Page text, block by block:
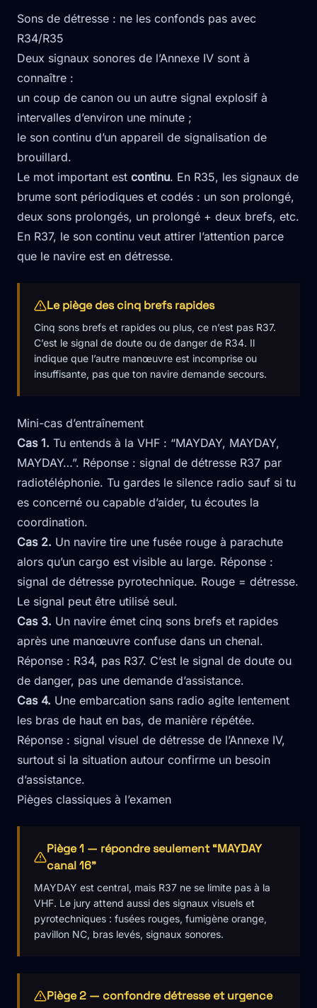
Sons de détresse : ne les confonds pas avec
R34/R35
Deux signaux sonores de l’Annexe IV sont à
connaître :
un coup de canon ou un autre signal explosif à
intervalles d’environ une minute ;
le son continu d’un appareil de signalisation de
brouillard.
Le mot important est continu. En R35, les signaux de
brume sont périodiques et codés : un son prolongé,
deux sons prolongés, un prolongé + deux brefs, etc.
En R37, le son continu veut attirer l’attention parce
que le navire est en détresse.
Le piège des cinq brefs rapides
Cinq sons brefs et rapides ou plus, ce n’est pas R37.
C’est le signal de doute ou de danger de R34. Il
indique que l’autre manœuvre est incomprise ou
insuffisante, pas que ton navire demande secours.
Mini-cas d’entraînement
Cas 1. Tu entends à la VHF : “MAYDAY, MAYDAY,
MAYDAY…”. Réponse : signal de détresse R37 par
radiotéléphonie. Tu gardes le silence radio sauf si tu
es concerné ou capable d’aider, tu écoutes la
coordination.
Cas 2. Un navire tire une fusée rouge à parachute
alors qu’un cargo est visible au large. Réponse :
signal de détresse pyrotechnique. Rouge = détresse.
Le signal peut être utilisé seul.
Cas 3. Un navire émet cinq sons brefs et rapides
après une manœuvre confuse dans un chenal.
Réponse : R34, pas R37. C’est le signal de doute ou
de danger, pas une demande d’assistance.
Cas 4. Une embarcation sans radio agite lentement
les bras de haut en bas, de manière répétée.
Réponse : signal visuel de détresse de l’Annexe IV,
surtout si la situation autour confirme un besoin
d’assistance.
Pièges classiques à l’examen
Piège 1 — répondre seulement “MAYDAY
canal 16”
MAYDAY est central, mais R37 ne se limite pas à la
VHF. Le jury attend aussi des signaux visuels et
pyrotechniques : fusées rouges, fumigène orange,
pavillon NC, bras levés, signaux sonores.
Piège 2 — confondre détresse et urgence